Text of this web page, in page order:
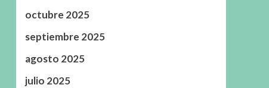
octubre 2025
septiembre 2025
agosto 2025
julio 2025